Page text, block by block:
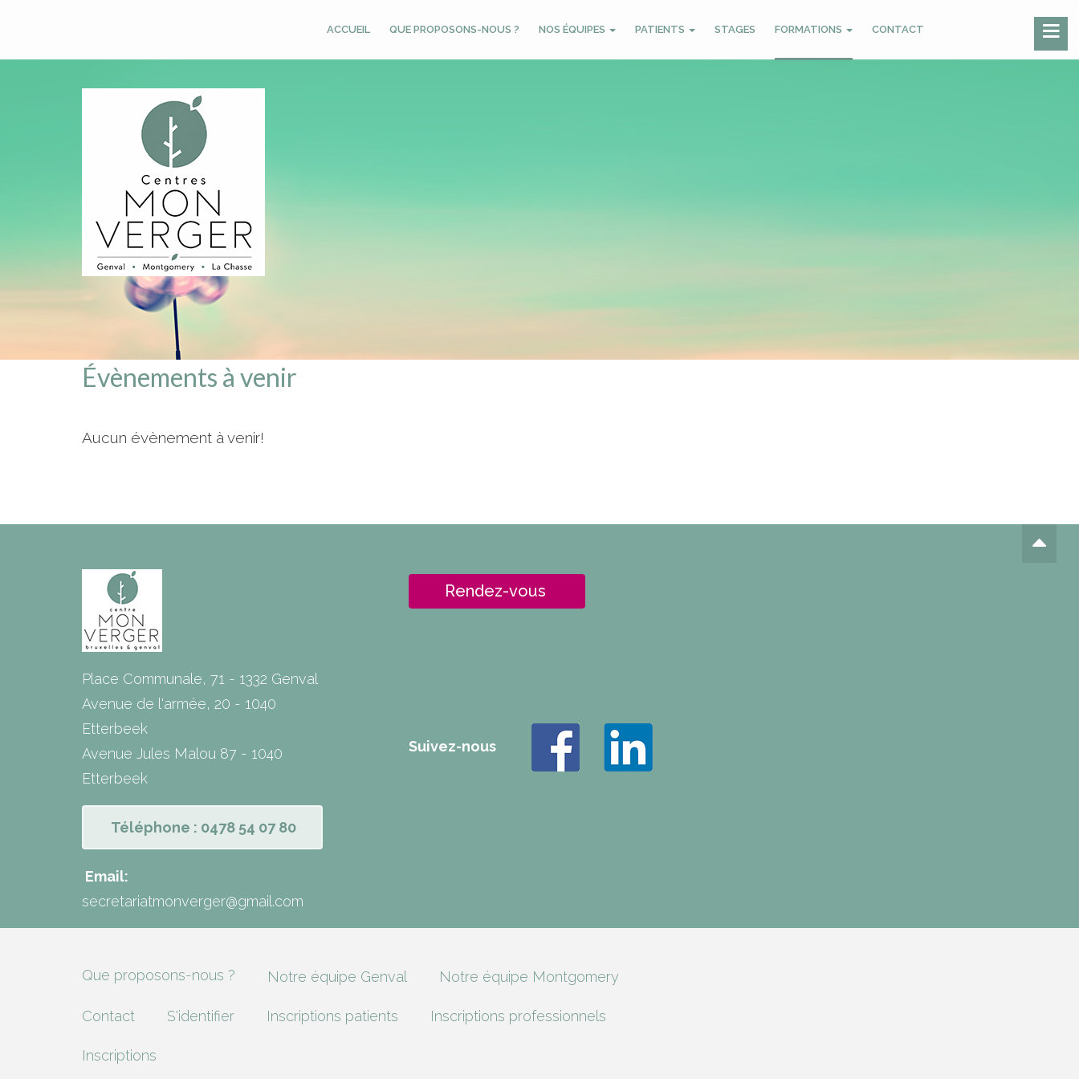
ACCUEIL QUE PROPOSONS-NOUS ? NOS ÉQUIPES PATIENTS STAGES FORMATIONS CONTACT
Évènements à venir
Aucun évènement à venir!
Place Communale, 71 - 1332 Genval
Avenue de l'armée, 20 - 1040
Etterbeek
Avenue Jules Malou 87 - 1040
Etterbeek
Téléphone : 0478 54 07 80
Email:
secretariatmonverger@gmail.com
Rendez-vous
Suivez-nous
Que proposons-nous ? Notre équipe Genval Notre équipe Montgomery
Contact S'identifier Inscriptions patients Inscriptions professionnels
Inscriptions